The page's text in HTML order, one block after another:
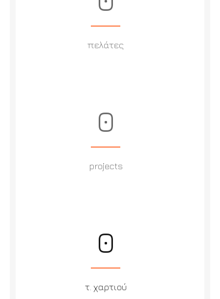
πελάτες
0
projects
0
τ. χαρτιού